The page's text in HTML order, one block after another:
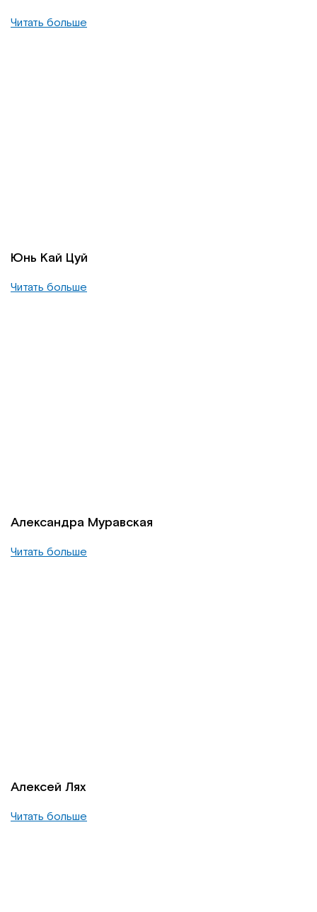
Читать больше
Юнь Кай Цуй
Читать больше
Александра Муравская
Читать больше
Алексей Лях
Читать больше